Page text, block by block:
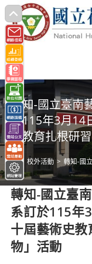
跳
轉
至
主
要
內
容 轉知-國立臺南
於115年3月14
史教育扎根研
> 校外活動 > 轉知-國
轉知-國立臺
系訂於115年
十屆藝術史
物」活動